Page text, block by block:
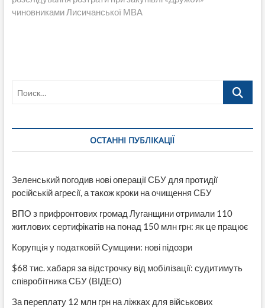
чиновниками Лисичанської МВА
Поиск…
ОСТАННІ ПУБЛІКАЦІЇ
Зеленський погодив нові операції СБУ для протидії
російській агресії, а також кроки на очищення СБУ
ВПО з прифронтових громад Луганщини отримали 110
житлових сертифікатів на понад 150 млн грн: як це працює
Корупція у податковій Сумщини: нові підозри
$68 тис. хабаря за відстрочку від мобілізації: судитимуть
співробітника СБУ (ВІДЕО)
За переплату 12 млн грн на ліжках для військових